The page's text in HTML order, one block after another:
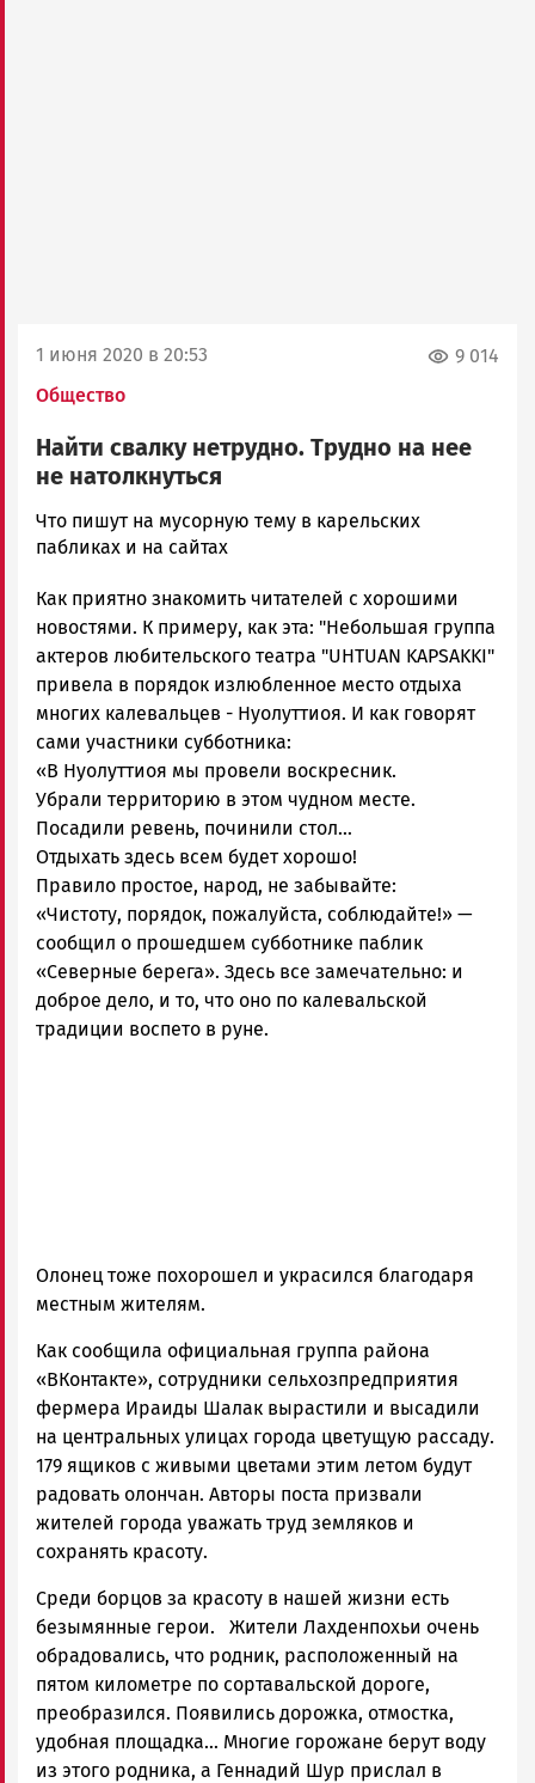
1 июня 2020 в 20:53
Общество
9 014
Найти свалку нетрудно. Трудно на нее
не натолкнуться
Елена
Гульшина
Петрозаводска
и
Карелии
|
Петрозаводск
Что пишут на мусорную тему в карельских
пабликах и на сайтах
Как приятно знакомить читателей с хорошими
новостями. К примеру, как эта: "Небольшая группа
актеров любительского театра "UHTUAN KAPSAKKI"
привела в порядок излюбленное место отдыха
многих калевальцев - Нуолуттиоя. И как говорят
сами участники субботника:
«В Нуолуттиоя мы провели воскресник.
Убрали территорию в этом чудном месте.
Посадили ревень, починили стол…
Отдыхать здесь всем будет хорошо!
Правило простое, народ, не забывайте:
«Чистоту, порядок, пожалуйста, соблюдайте!» —
сообщил о прошедшем субботнике паблик
«Северные берега». Здесь все замечательно: и
доброе дело, и то, что оно по калевальской
традиции воспето в руне.
Олонец тоже похорошел и украсился благодаря
местным жителям.
Как сообщила официальная группа района
«ВКонтакте», сотрудники сельхозпредприятия
фермера Ираиды Шалак вырастили и высадили
на центральных улицах города цветущую рассаду.
179 ящиков с живыми цветами этим летом будут
радовать олончан. Авторы поста призвали
жителей города уважать труд земляков и
сохранять красоту.
Среди борцов за красоту в нашей жизни есть
безымянные герои. Жители Лахденпохьи очень
обрадовались, что родник, расположенный на
пятом километре по сортавальской дороге,
преобразился. Появились дорожка, отмостка,
удобная площадка... Многие горожане берут воду
из этого родника, а Геннадий Шур прислал в